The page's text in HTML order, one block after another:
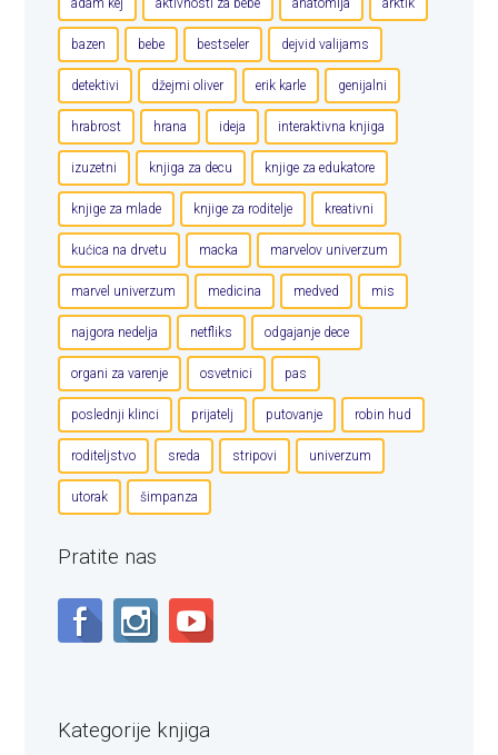
bazen bebe bestseler dejvid valijams
detektivi džejmi oliver erik karle genijalni
hrabrost hrana ideja interaktivna knjiga
izuzetni knjiga za decu knjige za edukatore
knjige za mlade knjige za roditelje kreativni
kućica na drvetu macka marvelov univerzum
marvel univerzum medicina medved mis
najgora nedelja netfliks odgajanje dece
organi za varenje osvetnici pas
poslednji klinci prijatelj putovanje robin hud
roditeljstvo sreda stripovi univerzum
utorak šimpanza
Pratite nas
Kategorije knjiga